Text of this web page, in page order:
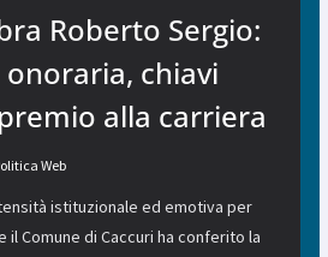
Roberto Sergio:
chiavi
alla carriera
Web
istituzionale ed emotiva per
il Comune di Caccuri ha conferito la